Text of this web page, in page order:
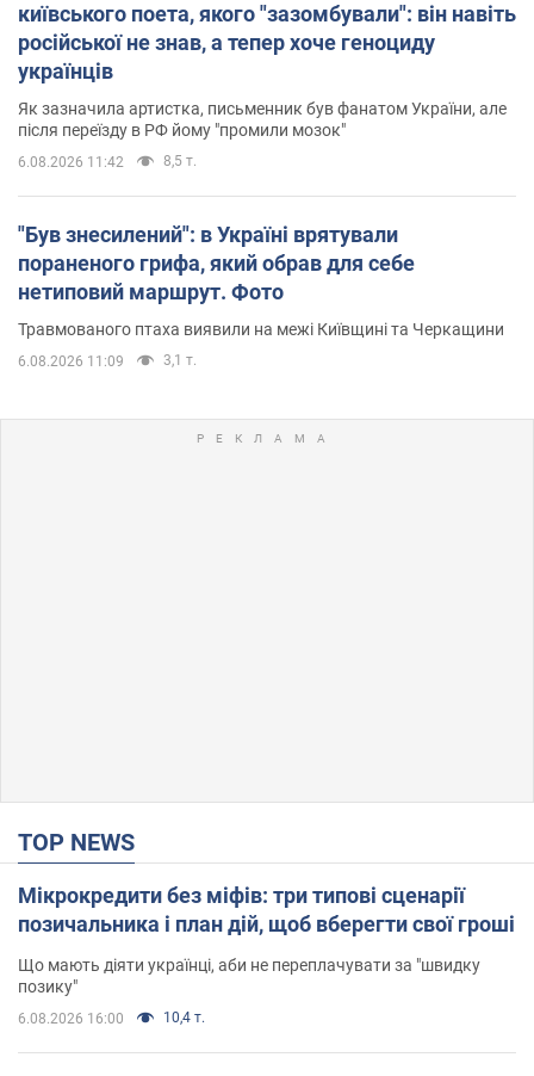
київського поета, якого "зазомбували": він навіть
російської не знав, а тепер хоче геноциду
українців
Як зазначила артистка, письменник був фанатом України, але
після переїзду в РФ йому "промили мозок"
6.08.2026 11:42 8,5 т.
"Був знесилений": в Україні врятували
пораненого грифа, який обрав для себе
нетиповий маршрут. Фото
Травмованого птаха виявили на межі Київщині та Черкащини
6.08.2026 11:09 3,1 т.
TOP NEWS
Мікрокредити без міфів: три типові сценарії
позичальника і план дій, щоб вберегти свої гроші
Що мають діяти українці, аби не переплачувати за "швидку
позику"
6.08.2026 16:00 10,4 т.